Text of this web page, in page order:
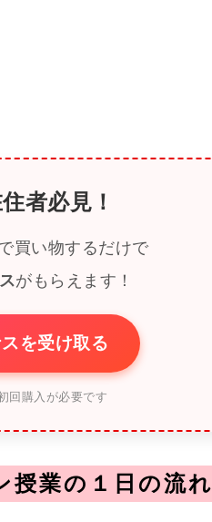
者必見！
買い物するだけで
がもらえます！
を受け取る
回購入が必要です
授業の１日の流れ